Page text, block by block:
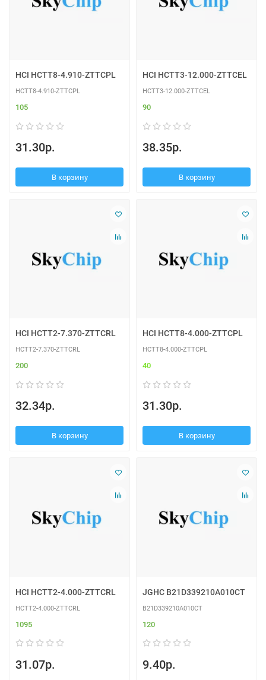
HCI HCTT8-4.910-ZTTCPL
HCTT8-4.910-ZTTCPL
105
31.30р.
В корзину
HCI HCTT3-12.000-ZTTCEL
HCTT3-12.000-ZTTCEL
90
38.35р.
В корзину
HCI HCTT2-7.370-ZTTCRL
HCTT2-7.370-ZTTCRL
200
32.34р.
В корзину
HCI HCTT8-4.000-ZTTCPL
HCTT8-4.000-ZTTCPL
40
31.30р.
В корзину
HCI HCTT2-4.000-ZTTCRL
HCTT2-4.000-ZTTCRL
1095
31.07р.
JGHC B21D339210A010CT
B21D339210A010CT
120
9.40р.